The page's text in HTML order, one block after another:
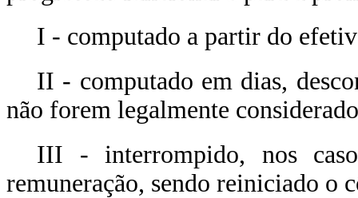
I - computado a partir do
II - computado em dias,
não forem legalmente
III - interrompido, nos
remuneração, sendo reiniciado o